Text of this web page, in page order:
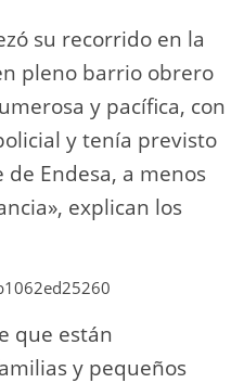
su recorrido en la
pleno barrio obrero
y pacífica, con
y tenía previsto
Endesa, a menos
explican los
que están
y pequeños